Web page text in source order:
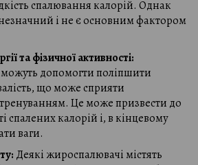
спалювання калорій. Однак
і не є основним фактором
та фізичної активності:
допомогти поліпшити
що може сприяти
Це може призвести до
спалених калорій і, в кінцевому
ваги.
Деякі жироспалювачі містять